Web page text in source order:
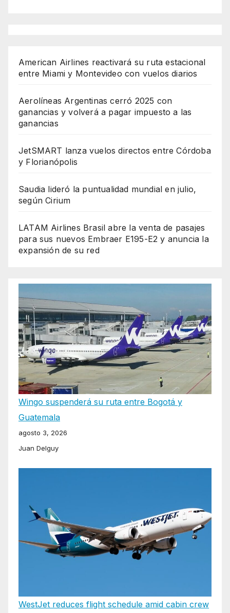
American Airlines reactivará su ruta estacional
entre Miami y Montevideo con vuelos diarios
Aerolíneas Argentinas cerró 2025 con
ganancias y volverá a pagar impuesto a las
ganancias
JetSMART lanza vuelos directos entre Córdoba
y Florianópolis
Saudia lideró la puntualidad mundial en julio,
según Cirium
LATAM Airlines Brasil abre la venta de pasajes
para sus nuevos Embraer E195-E2 y anuncia la
expansión de su red
Wingo suspenderá su ruta entre Bogotá y
Guatemala
agosto 3, 2026
Juan Delguy
WestJet reduces flight schedule amid cabin crew